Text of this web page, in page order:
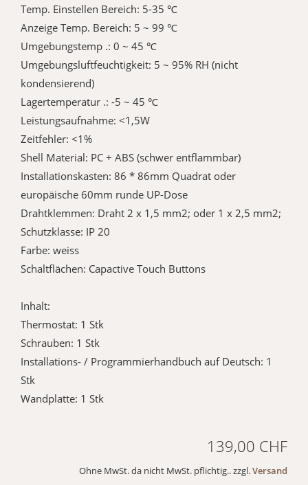
Temp. Einstellen Bereich: 5-35 ℃
Anzeige Temp. Bereich: 5 ~ 99 ℃
Umgebungstemp .: 0 ~ 45 ℃
Umgebungsluftfeuchtigkeit: 5 ~ 95% RH (nicht
kondensierend)
Lagertemperatur .: -5 ~ 45 ℃
Leistungsaufnahme: <1,5W
Zeitfehler: <1%
Shell Material: PC + ABS (schwer entflammbar)
Installationskasten: 86 * 86mm Quadrat oder
europäische 60mm runde UP-Dose
Drahtklemmen: Draht 2 x 1,5 mm2; oder 1 x 2,5 mm2;
Schutzklasse: IP 20
Farbe: weiss
Schaltflächen: Capactive Touch Buttons
Inhalt:
Thermostat: 1 Stk
Schrauben: 1 Stk
Installations- / Programmierhandbuch auf Deutsch: 1
Stk
Wandplatte: 1 Stk
139,00 CHF
Ohne MwSt. da nicht MwSt. pflichtig.. zzgl.Versand